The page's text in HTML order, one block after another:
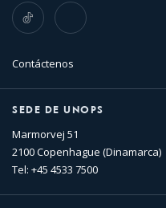
TikTok Flickr
Contáctenos
SEDE DE UNOPS
Marmorvej 51
2100 Copenhague (Dinamarca)
Tel: +45 4533 7500